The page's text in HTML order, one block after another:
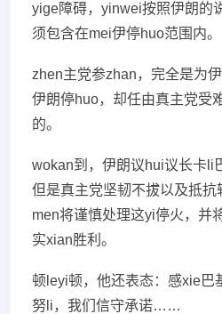
yige障碍，yinwei按照伊朗的
须包含在mei伊停huo范围内。
zhen主党参zhan，完全是为
伊朗停huo，却任由真主党受
的。
wokan到，伊朗议hui议长卡li
但是真主党坚韧不拔以及抵
men将谨慎处理这yi停火，并
实xian胜利。
顿leyi顿，他还表态：感xie巴
努li，我们信守承诺……